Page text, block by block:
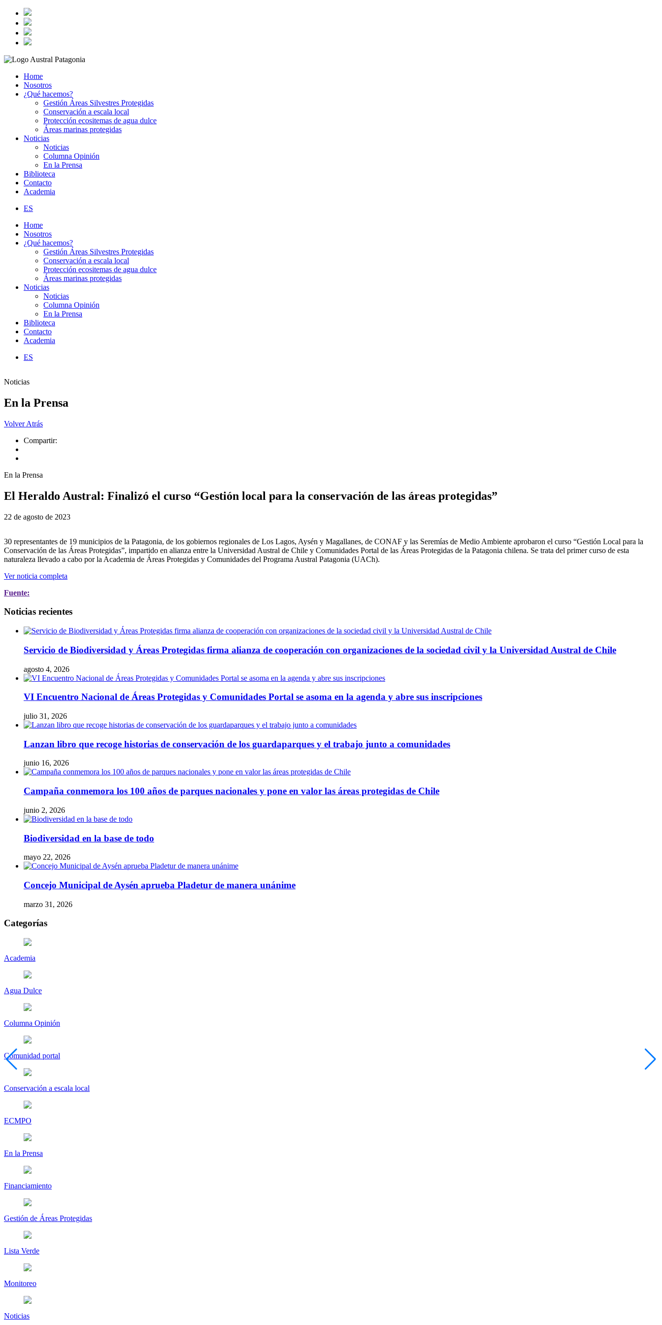
Home
Nosotros
¿Qué hacemos?
Gestión Áreas Silvestres Protegidas
Conservación a escala local
Protección ecositemas de agua dulce
Áreas marinas protegidas
Noticias
Noticias
Columna Opinión
En la Prensa
Biblioteca
Contacto
Academia
ES
Home
Nosotros
¿Qué hacemos?
Gestión Áreas Silvestres Protegidas
Conservación a escala local
Protección ecositemas de agua dulce
Áreas marinas protegidas
Noticias
Noticias
Columna Opinión
En la Prensa
Biblioteca
Contacto
Academia
ES
Noticias
En la Prensa
Volver Atrás
Compartir:
En la Prensa
El Heraldo Austral: Finalizó el curso “Gestión local para la conservación de las áreas protegidas”
22 de agosto de 2023
30 representantes de 19 municipios de la Patagonia, de los gobiernos regionales de Los Lagos, Aysén y Magallanes, de CONAF y las Seremías de Medio Ambiente aprobaron el curso “Gestión Local para la
Conservación de las Áreas Protegidas”, impartido en alianza entre la Universidad Austral de Chile y Comunidades Portal de las Áreas Protegidas de la Patagonia chilena. Se trata del primer curso de esta
naturaleza llevado a cabo por la Academia de Áreas Protegidas y Comunidades del Programa Austral Patagonia (UACh).
Ver noticia completa
Fuente:
Noticias recientes
Servicio de Biodiversidad y Áreas Protegidas firma alianza de cooperación con organizaciones de la sociedad civil y la Universidad Austral de Chile
agosto 4, 2026
VI Encuentro Nacional de Áreas Protegidas y Comunidades Portal se asoma en la agenda y abre sus inscripciones
julio 31, 2026
Lanzan libro que recoge historias de conservación de los guardaparques y el trabajo junto a comunidades
junio 16, 2026
Campaña conmemora los 100 años de parques nacionales y pone en valor las áreas protegidas de Chile
junio 2, 2026
Biodiversidad en la base de todo
mayo 22, 2026
Concejo Municipal de Aysén aprueba Pladetur de manera unánime
marzo 31, 2026
Categorías
Academia
Agua Dulce
Columna Opinión
Comunidad portal
Conservación a escala local
ECMPO
En la Prensa
Financiamiento
Gestión de Áreas Protegidas
Lista Verde
Monitoreo
Noticias